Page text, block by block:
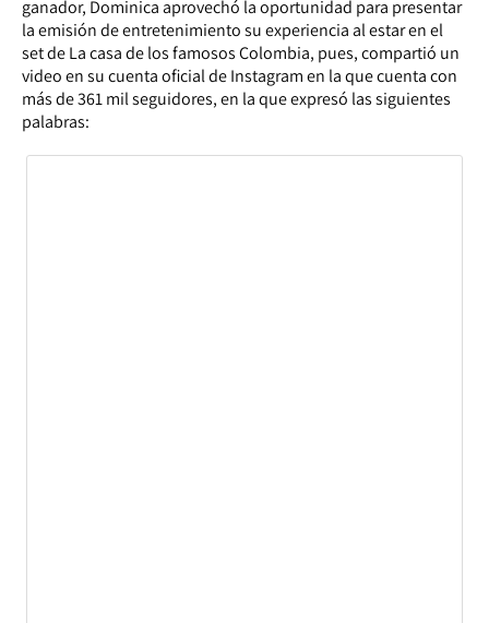
ganador, Dominica aprovechó la oportunidad para presentar
la emisión de entretenimiento su experiencia al estar en el
set de La casa de los famosos Colombia, pues, compartió un
video en su cuenta oficial de Instagram en la que cuenta con
más de 361 mil seguidores, en la que expresó las siguientes
palabras: